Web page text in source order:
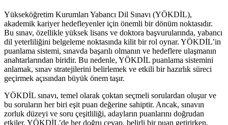
Yükseköğretim Kurumları Yabancı Dil Sınavı (YÖKDİL),
akademik kariyer hedefleyenler için önemli bir dönüm noktasıdır.
Bu sınav, özellikle yüksek lisans ve doktora başvurularında, yabancı
dil yeterliliğini belgeleme noktasında kilit bir rol oynar. YÖKDİL’in
puanlama sistemi, sınavda başarılı olmanın ve hedeflere ulaşmanın
anahtarlarından biridir. Bu nedenle, YÖKDİL puanlama sistemini
anlamak, sınav stratejilerini belirlemek ve etkili bir hazırlık süreci
geçirmek açısından büyük önem taşır.
YÖKDİL sınavı, temel olarak çoktan seçmeli sorulardan oluşur ve
bu soruların her biri eşit puan değerine sahiptir. Ancak, sınavın
zorluk düzeyi ve soru çeşitliliği, adayların puanlarını doğrudan
etkiler. YÖKDİL’de her doğru cevap, belirli bir puan getirirken,